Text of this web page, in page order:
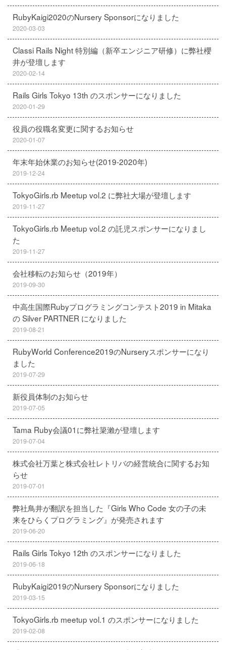
RubyKaigi2020のNursery Sponsorになりました
2020-03-03
Classi Rails Night 特別編（新卒エンジニア研修）に弊社櫻
井が登壇します
2020-02-14
Rails Girls Tokyo 13th のスポンサーになりました
2020-01-29
役員の役職名変更に関するお知らせ
2020-01-07
年末年始休業のお知らせ(2019-2020年)
2019-12-24
TokyoGirls.rb Meetup vol.2 に弊社大場が登壇します
2019-11-27
TokyoGirls.rb Meetup vol.2 の託児スポンサーになりまし
た
2019-11-27
会社移転のお知らせ（2019年）
2019-09-30
中高生国際Rubyプログラミングコンテスト2019 in Mitaka
の Silver PARTNER になりました
2019-08-21
RubyWorld Conference2019のNurseryスポンサーになり
ました
2019-07-29
新役員体制のお知らせ
2019-07-05
Tama Ruby会議01に弊社簗瀨が登壇します
2019-07-04
株式会社万葉と株式会社レトリバの経営統合に関するお知
らせ
2019-07-01
弊社鳥井が翻訳を担当した『Girls Who Code 女の子の未
来をひらくプログラミング』が発売されます
2019-06-20
Rails Girls Tokyo 12th のスポンサーになりました
2019-06-18
RubyKaigi2019のNursery Sponsorになりました
2019-03-15
TokyoGirls.rb meetup vol.1 のスポンサーになりました
2019-02-08